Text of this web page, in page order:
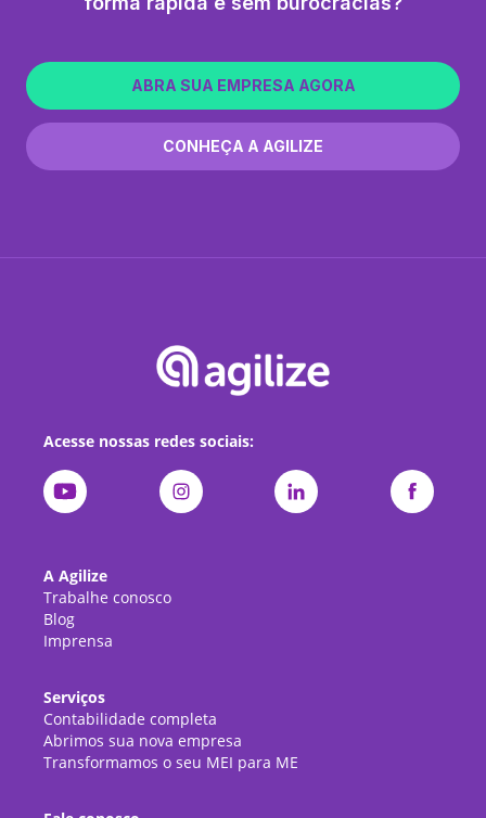
ABRA SUA EMPRESA AGORA
CONHEÇA A AGILIZE
Acesse nossas redes sociais:
A Agilize
Trabalhe conosco
Blog
Imprensa
Serviços
Contabilidade completa
Abrimos sua nova empresa
Transformamos o seu MEI para ME